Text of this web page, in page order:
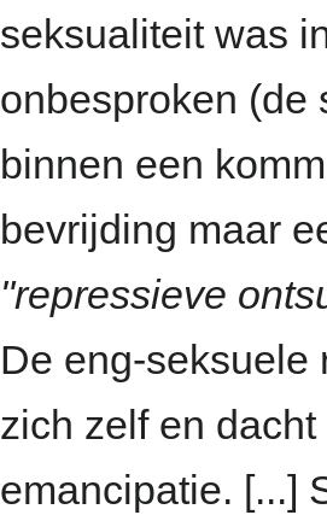
seksualiteit was
onbesproken (de
binnen een
bevrijding maar
"repressieve
De eng-seksuele
zich zelf en
emancipatie. [...]